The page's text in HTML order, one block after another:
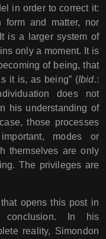
in order to correct it:
form and matter, nor
is a larger system of
only a moment. It is
of being, that
it is, as being” (Ibid.:
does not
his understanding of
those processes
modes or
themselves are only
The privileges are
opens this post in
In his
reality, Simondon